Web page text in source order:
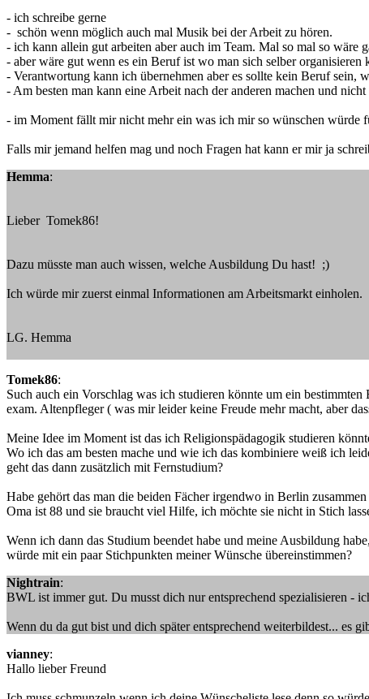
- ich schreibe gerne
- schön wenn möglich auch mal Musik bei der Arbeit zu hören.
- ich kann allein gut arbeiten aber auch im Team. Mal so mal so wäre
- aber wäre gut wenn es ein Beruf ist wo man sich selber organisieren
- Verantwortung kann ich übernehmen aber es sollte kein Beruf sein,
- Am besten man kann eine Arbeit nach der anderen machen und
- im Moment fällt mir nicht mehr ein was ich mir so wünschen würde
Falls mir jemand helfen mag und noch Fragen hat kann er mir ja
Hemma:
Lieber Tomek86!
Dazu müsste man auch wissen, welche Ausbildung Du hast! ;)
Ich würde mir zuerst einmal Informationen am Arbeitsmarkt einholen.
LG. Hemma
Tomek86:
Such auch ein Vorschlag was ich studieren könnte um ein
exam. Altenpfleger ( was mir leider keine Freude mehr macht, aber
Meine Idee im Moment ist das ich Religionspädagogik studieren
Wo ich das am besten mache und wie ich das kombiniere weiß ich
geht das dann zusätzlich mit Fernstudium?
Habe gehört das man die beiden Fächer irgendwo in Berlin
Oma ist 88 und sie braucht viel Hilfe, ich möchte sie nicht in Stich
Wenn ich dann das Studium beendet habe und meine Ausbildung
würde mit ein paar Stichpunkten meiner Wünsche übereinstimmen?
Nightrain:
BWL ist immer gut. Du musst dich nur entsprechend spezialisieren -
Wenn du da gut bist und dich später entsprechend weiterbildest... es
vianney:
Hallo lieber Freund